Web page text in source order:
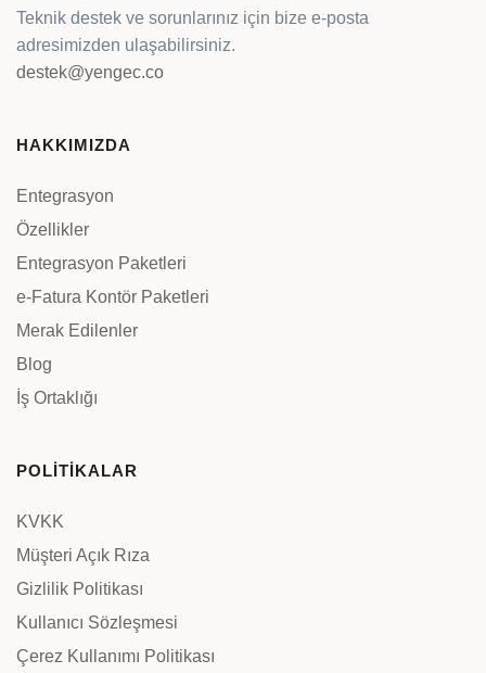
Teknik destek ve sorunlarınız için bize e-posta
adresimizden ulaşabilirsiniz.
destek@yengec.co
HAKKIMIZDA
Entegrasyon
Özellikler
Entegrasyon Paketleri
e-Fatura Kontör Paketleri
Merak Edilenler
Blog
İş Ortaklığı
POLİTİKALAR
KVKK
Müşteri Açık Rıza
Gizlilik Politikası
Kullanıcı Sözleşmesi
Çerez Kullanımı Politikası